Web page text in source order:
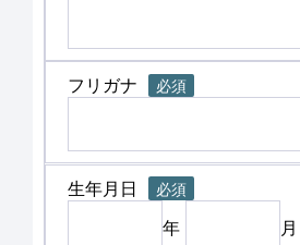
フリガナ 必須
生年月日 必須
年 月